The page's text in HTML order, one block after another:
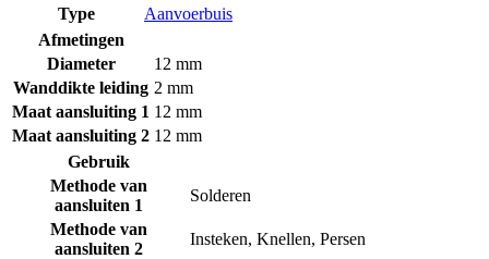
Type
Aanvoerbuis
Afmetingen
Diameter
12 mm
Wanddikte leiding 2 mm
Maat aansluiting 1 12 mm
Maat aansluiting 2 12 mm
Gebruik
Methode van
aansluiten 1
Solderen
Methode van
aansluiten 2
Insteken, Knellen, Persen